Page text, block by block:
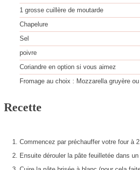
1 grosse cuillère de moutarde
Chapelure
Sel
poivre
Coriandre en option si vous aimez
Fromage au choix : Mozzarella gruyère
Recette
Commencez par préchauffer votre four à
Ensuite dérouler la pâte feuilletée dans